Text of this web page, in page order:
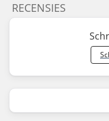
RECENSIES